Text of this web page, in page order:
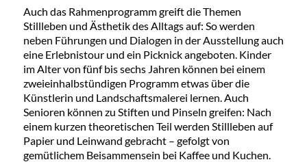
Auch das Rahmenprogramm greift die Themen
Stillleben und Ästhetik des Alltags auf: So werden
neben Führungen und Dialogen in der Ausstellung auch
eine Erlebnistour und ein Picknick angeboten. Kinder
im Alter von fünf bis sechs Jahren können bei einem
zweieinhalbstündigen Programm etwas über die
Künstlerin und Landschaftsmalerei lernen. Auch
Senioren können zu Stiften und Pinseln greifen: Nach
einem kurzen theoretischen Teil werden Stillleben auf
Papier und Leinwand gebracht – gefolgt von
gemütlichem Beisammensein bei Kaffee und Kuchen.